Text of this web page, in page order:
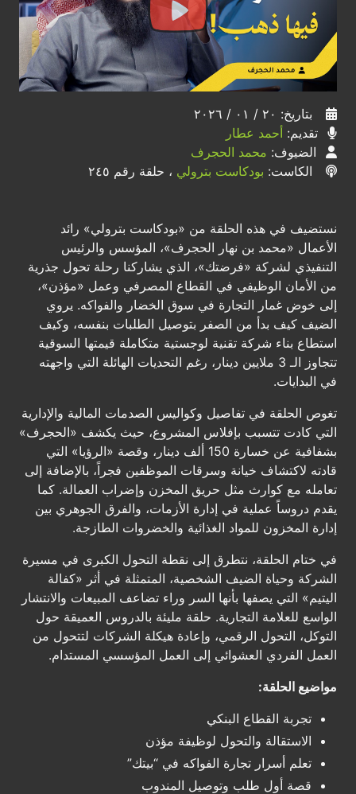
بتاريخ: ٢٠ / ٠١ / ٢٠٢٦
تقديم: أحمد عطار
الضيوف: محمد الحجرف
الكاست: بودكاست بترولي ، حلقة رقم ٢٤٥
نستضيف في هذه الحلقة من «بودكاست بترولي» رائد
الأعمال «محمد بن نهار الحجرف»، المؤسس والرئيس
التنفيذي لشركة «فرضتك»، الذي يشاركنا رحلة تحول جذرية
من الأمان الوظيفي في القطاع المصرفي وعمل «مؤذن»،
إلى خوض غمار التجارة في سوق الخضار والفواكه. يروي
الضيف كيف بدأ من الصفر بتوصيل الطلبات بنفسه، وكيف
استطاع بناء شركة تقنية لوجستية متكاملة قيمتها السوقية
تتجاوز الـ 3 ملايين دينار، رغم التحديات الهائلة التي واجهته
في البدايات.
تغوص الحلقة في تفاصيل وكواليس الصدمات المالية والإدارية
التي كادت تتسبب بإفلاس المشروع، حيث يكشف «الحجرف»
بشفافية عن خسارة 150 ألف دينار، وقصة «الرؤيا» التي
قادته لاكتشاف خيانة وسرقات الموظفين فجراً، بالإضافة إلى
تعامله مع كوارث مثل حريق المخزن وإضراب العمالة. كما
يقدم دروساً عملية في إدارة الأزمات، والفرق الجوهري بين
إدارة المخزون للمواد الغذائية والخضروات الطازجة.
في ختام الحلقة، نتطرق إلى نقطة التحول الكبرى في مسيرة
الشركة وحياة الضيف الشخصية، المتمثلة في أثر «كفالة
اليتيم» التي يصفها بأنها السر وراء تضاعف المبيعات والانتشار
الواسع للعلامة التجارية. حلقة مليئة بالدروس العميقة حول
التوكل، التحول الرقمي، وإعادة هيكلة الشركات لتتحول من
العمل الفردي العشوائي إلى العمل المؤسسي المستدام.
مواضيع الحلقة:
تجربة القطاع البنكي
الاستقالة والتحول لوظيفة مؤذن
تعلم أسرار تجارة الفواكه في “بيتك”
قصة أول طلب وتوصيل المندوب